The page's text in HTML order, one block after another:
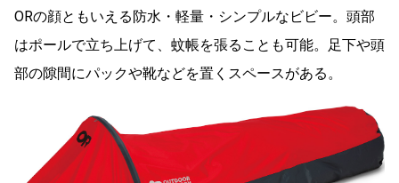
ORの顔ともいえる防水・軽量・シンプルなビビー。頭部
はポールで立ち上げて、蚊帳を張ることも可能。足下や頭
部の隙間にパックや靴などを置くスペースがある。